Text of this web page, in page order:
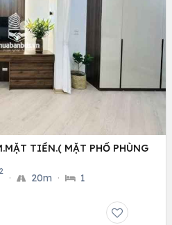
TIỀN.( MẶT PHỐ PHÙNG
2
· 20m · 1